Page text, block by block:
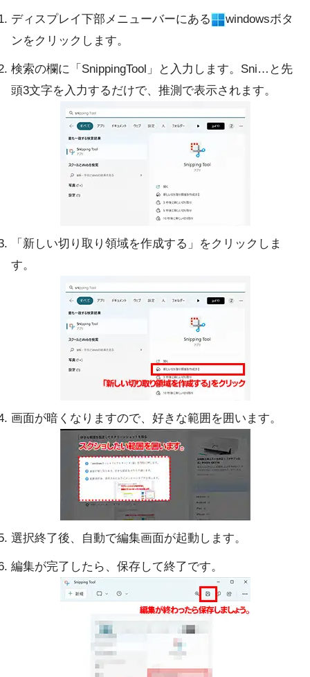
ディスプレイ下部メニューバーにある
windowsボタ
ンをクリックします。
検索の欄に「SnippingTool」と入力します。Sni…と先
頭3文字を入力するだけで、推測で表示されます。
「新しい切り取り領域を作成する」をクリックしま
す。
画面が暗くなりますので、好きな範囲を囲います。
選択終了後、自動で編集画面が起動します。
編集が完了したら、保存して終了です。